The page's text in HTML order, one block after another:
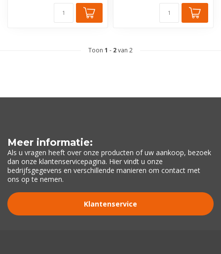
Toon 1 - 2van 2
Meer informatie:
Als u vragen heeft over onze producten of uw aankoop, bezoek
dan onze klantenservicepagina. Hier vindt u onze
bedrijfsgegevens en verschillende manieren om contact met
ons op te nemen.
Klantenservice